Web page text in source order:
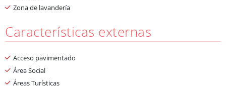
Zona de lavandería
Características externas
Acceso pavimentado
Área Social
Áreas Turísticas